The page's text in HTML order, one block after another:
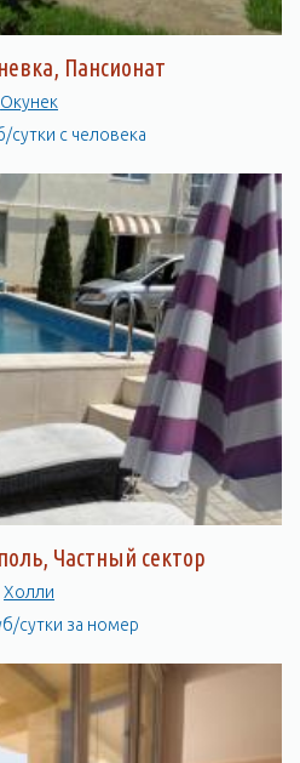
Пансионат
Окунек
сутки с человека
Частный сектор
Холли
сутки за номер